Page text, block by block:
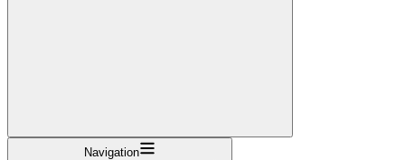
Navigation